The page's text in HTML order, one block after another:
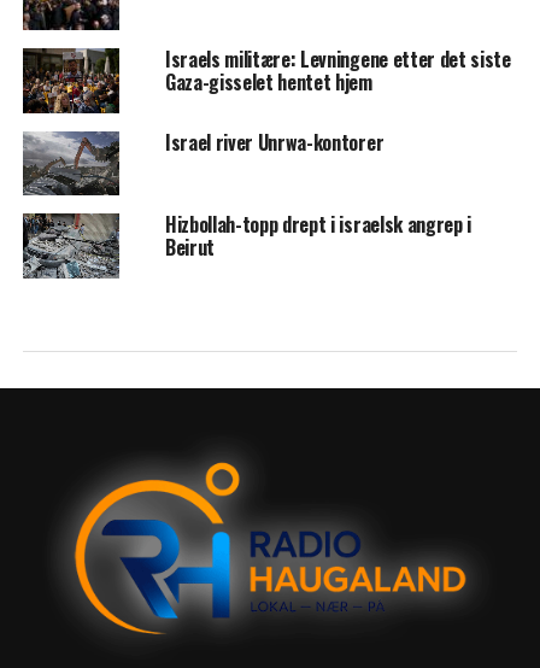
Israels militære: Levningene etter det siste
Gaza-gisselet hentet hjem
Israel river Unrwa-kontorer
Hizbollah-topp drept i israelsk angrep i
Beirut